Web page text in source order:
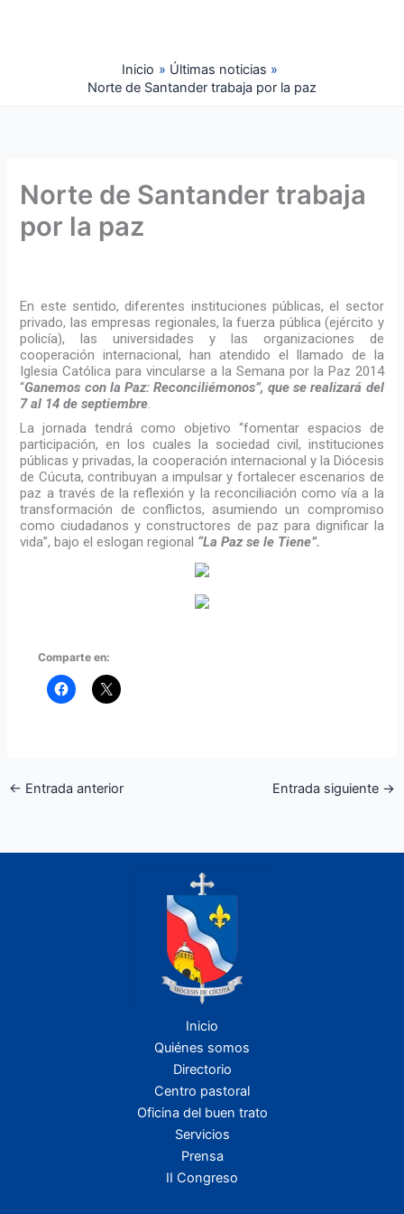
Inicio
Últimas noticias
Norte de Santander trabaja por la paz
Norte de Santander trabaja
por la paz
En este sentido, diferentes instituciones públicas, el sector
privado, las empresas regionales, la fuerza pública (ejército y
policía), las universidades y las organizaciones de
cooperación internacional, han atendido el llamado de la
Iglesia Católica para vincularse a la Semana por la Paz 2014
“Ganemos con la Paz: Reconciliémonos”, que se realizará del
7 al 14 de septiembre.
La jornada tendrá como objetivo “fomentar espacios de
participación, en los cuales la sociedad civil, instituciones
públicas y privadas, la cooperación internacional y la Diócesis
de Cúcuta, contribuyan a impulsar y fortalecer escenarios de
paz a través de la reflexión y la reconciliación como vía a la
transformación de conflictos, asumiendo un compromiso
como ciudadanos y constructores de paz para dignificar la
vida”, bajo el eslogan regional “La Paz se le Tiene”.
Comparte en:
← Entrada anterior Entrada siguiente →
Inicio
Quiénes somos
Directorio
Centro pastoral
Oficina del buen trato
Servicios
Prensa
II Congreso